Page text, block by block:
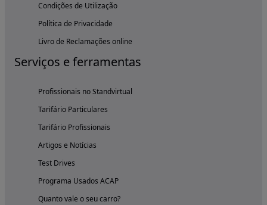
Condições de Utilização
Política de Privacidade
Livro de Reclamações online
Serviços e ferramentas
Profissionais no Standvirtual
Tarifário Particulares
Tarifário Profissionais
Artigos e Notícias
Test Drives
Programa Usados ACAP
Quanto vale o seu carro?